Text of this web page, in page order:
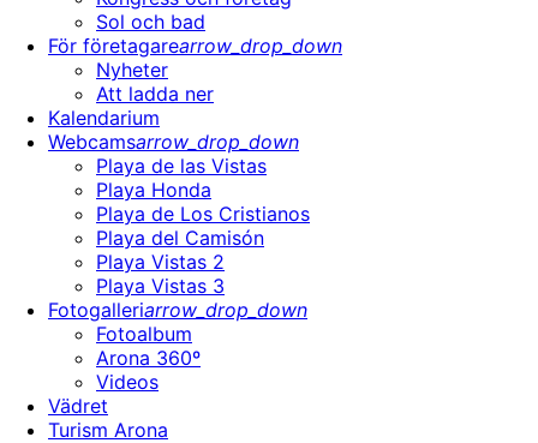
Sol och bad
För företagarearrow_drop_down
Nyheter
Att ladda ner
Kalendarium
Webcamsarrow_drop_down
Playa de las Vistas
Playa Honda
Playa de Los Cristianos
Playa del Camisón
Playa Vistas 2
Playa Vistas 3
Fotogalleriarrow_drop_down
Fotoalbum
Arona 360º
Videos
Vädret
Turism Arona